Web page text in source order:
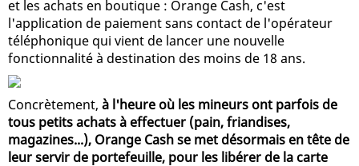
et les achats en boutique : Orange Cash, c'est
l'application de paiement sans contact de l'opérateur
téléphonique qui vient de lancer une nouvelle
fonctionnalité à destination des moins de 18 ans.
Concrètement, à l'heure où les mineurs ont parfois de
tous petits achats à effectuer (pain, friandises,
magazines...), Orange Cash se met désormais en tête de
leur servir de portefeuille, pour les libérer de la carte